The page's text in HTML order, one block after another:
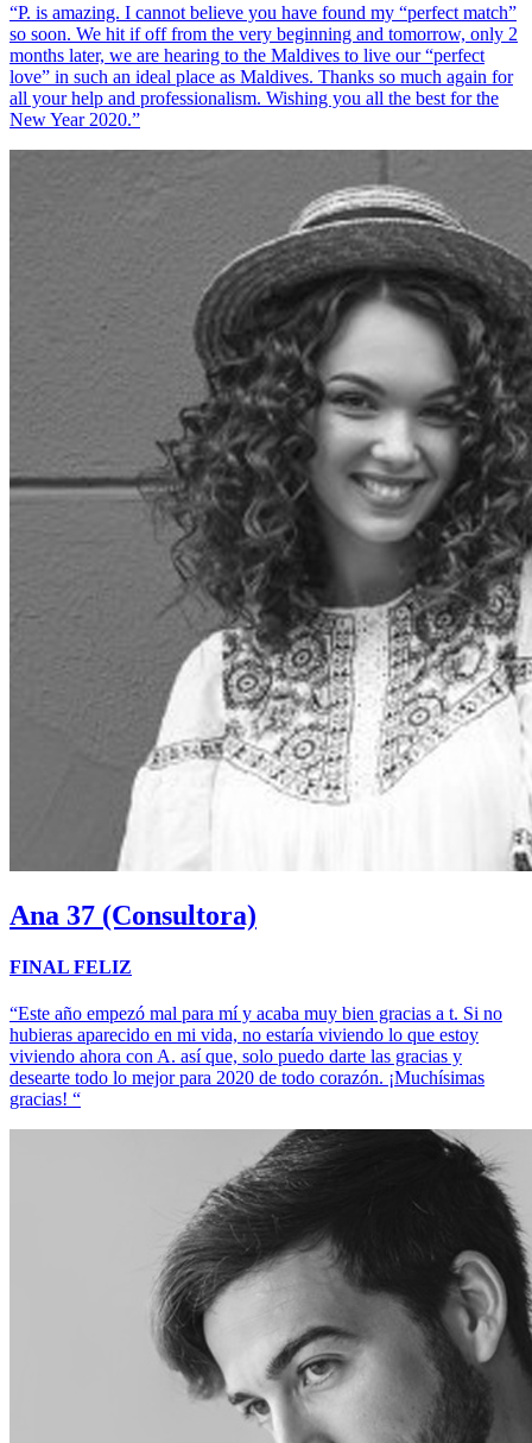
“P. is amazing. I cannot believe you have found my “perfect match”
so soon. We hit if off from the very beginning and tomorrow, only 2
months later, we are hearing to the Maldives to live our “perfect
love” in such an ideal place as Maldives. Thanks so much again for
all your help and professionalism. Wishing you all the best for the
New Year 2020.”
Ana 37 (Consultora)
FINAL FELIZ
“Este año empezó mal para mí y acaba muy bien gracias a t. Si no
hubieras aparecido en mi vida, no estaría viviendo lo que estoy
viviendo ahora con A. así que, solo puedo darte las gracias y
desearte todo lo mejor para 2020 de todo corazón. ¡Muchísimas
gracias! “